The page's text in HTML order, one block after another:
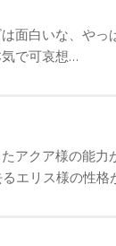
面白いな、やっ
で可哀想…
アクア様の能力
エリス様の性格